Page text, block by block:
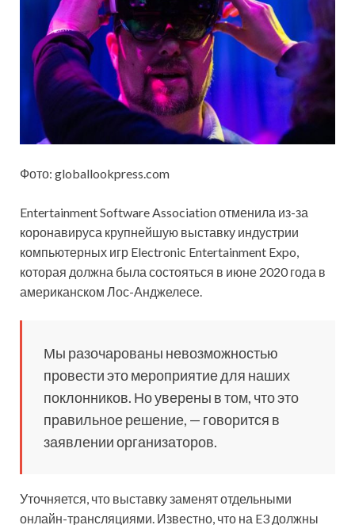
Фото: globallookpress.com
Entertainment Software Association отменила из-за
коронавируса крупнейшую выставку индустрии
компьютерных игр Electronic Entertainment Expo,
которая должна была состояться в июне 2020 года в
американском Лос-Анджелесе.
Мы разочарованы невозможностью
провести это мероприятие для наших
поклонников. Но уверены в том, что это
правильное решение, — говорится в
заявлении организаторов.
Уточняется, что выставку заменят отдельными
онлайн-трансляциями. Известно, что на E3 должны